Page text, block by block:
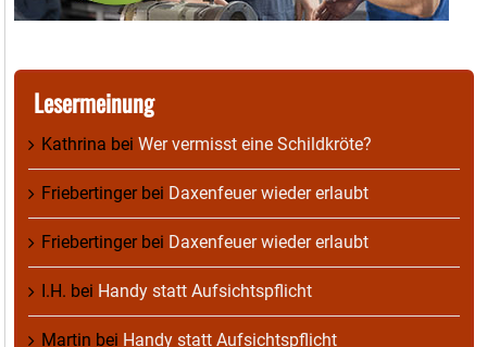
Lesermeinung
Kathrina bei Wer vermisst eine Schildkröte?
Friebertingerbei Daxenfeuer wieder erlaubt
Friebertingerbei Daxenfeuer wieder erlaubt
I.H. bei Handy statt Aufsichtspflicht
Martin bei Handy statt Aufsichtspflicht